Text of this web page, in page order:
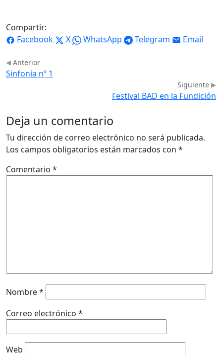
Compartir:
Facebook
X WhatsApp Telegram Email
Anterior
Sinfonía nº 1
Siguiente
Festival BAD en la Fundición
Deja un comentario
Tu dirección de correo electrónico no será publicada.
Los campos obligatorios están marcados con *
Comentario *
Nombre*
Correo electrónico *
Web